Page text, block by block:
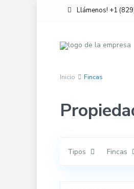
Llámenos! +1
Inicio Fincas
Tipos Fincas